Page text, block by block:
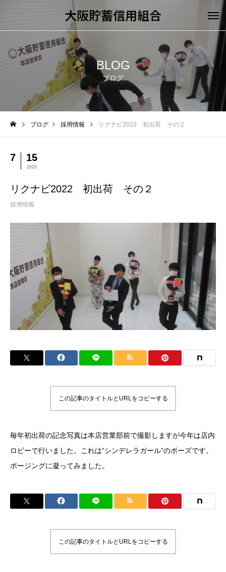
大阪貯蓄信用組合
BLOG
ブログ
ブログ 採用情報 リクナビ2022 初出荷 その２
7 15
2020
リクナビ2022 初出荷 その２
採用情報
この記事のタイトルとURLをコピーする
毎年初出荷の記念写真は本店営業部前で撮影しますが今年は店内
ロビーで行いました。これは”シンデレラガール”のポーズです。
ポージングに凝ってみました。
この記事のタイトルとURLをコピーする